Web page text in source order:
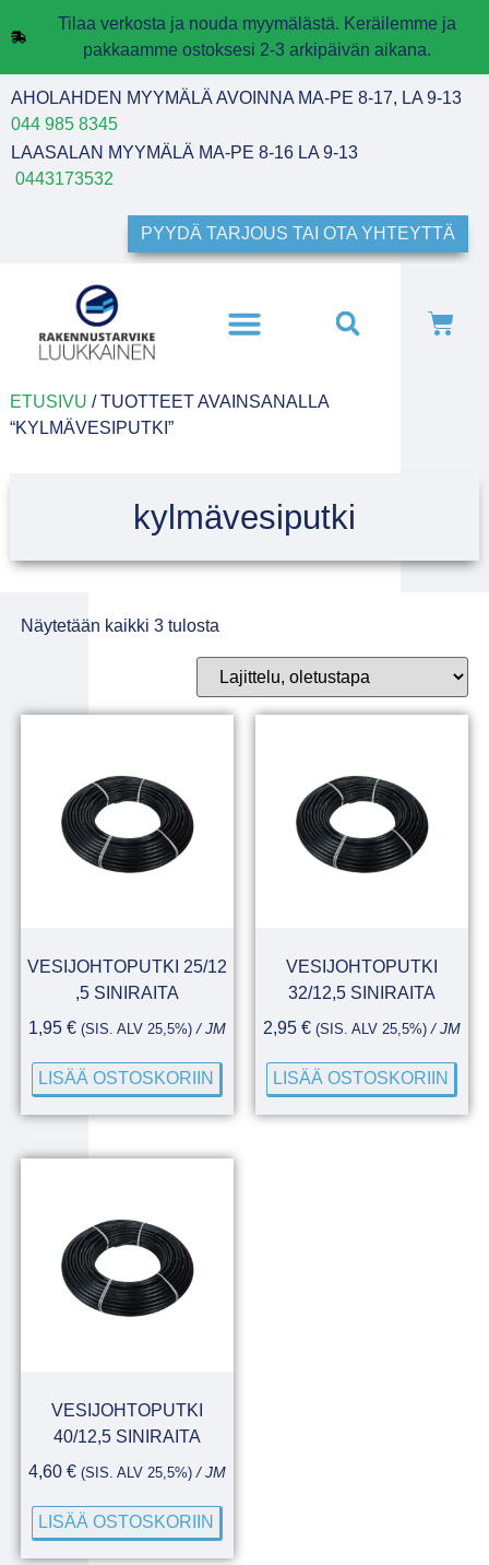
Tilaa verkosta ja nouda myymälästä. Keräilemme ja
pakkaamme ostoksesi 2-3 arkipäivän aikana.
AHOLAHDEN MYYMÄLÄ AVOINNA MA-PE 8-17, LA 9-13
044 985 8345
LAASALAN MYYMÄLÄ MA-PE 8-16 LA 9-13
0443173532
PYYDÄ TARJOUS TAI OTA YHTEYTTÄ
ETUSIVU / TUOTTEET AVAINSANALLA
“KYLMÄVESIPUTKI”
kylmävesiputki
Näytetään kaikki 3 tulosta
VESIJOHTOPUTKI 25/12
,5 SINIRAITA
1,95 € (SIS. ALV 25,5%)/ JM
LISÄÄ OSTOSKORIIN
VESIJOHTOPUTKI
32/12,5 SINIRAITA
2,95€ (SIS. ALV 25,5%) / JM
LISÄÄ OSTOSKORIIN
VESIJOHTOPUTKI
40/12,5 SINIRAITA
4,60 € (SIS. ALV 25,5%)/ JM
LISÄÄ OSTOSKORIIN